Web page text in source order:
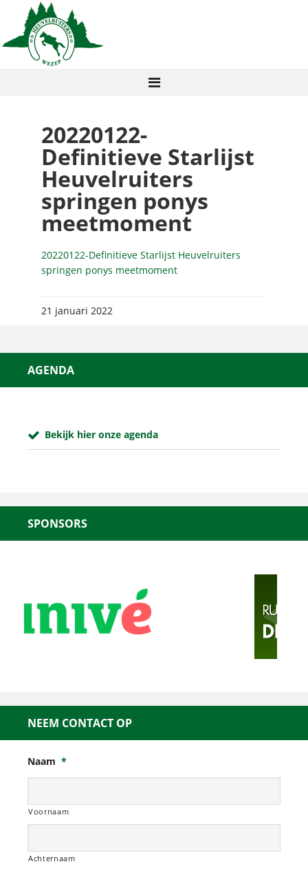
20220122-
Definitieve Starlijst
Heuvelruiters
springen ponys
meetmoment
20220122-Definitieve Starlijst Heuvelruiters
springen ponys meetmoment
21 januari 2022
AGENDA
Bekijk hier onze agenda
SPONSORS
NEEM CONTACT OP
Naam *
Voornaam
Achternaam